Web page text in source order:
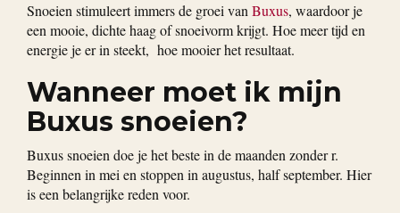
Snoeien stimuleert immers de groei van Buxus, waardoor je
een mooie, dichte haag of snoeivorm krijgt. Hoe meer tijd en
energie je er in steekt, hoe mooier het resultaat.
Wanneer moet ik mijn
Buxus snoeien?
Buxus snoeien doe je het beste in de maanden zonder r.
Beginnen in mei en stoppen in augustus, half september. Hier
is een belangrijke reden voor.